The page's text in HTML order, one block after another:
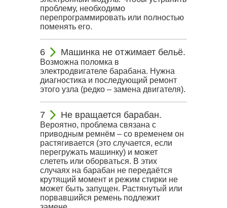
проблему, необходимо
перепрограммировать или полностью
поменять его.
Машинка не отжимает бельё.
Возможна поломка в
электродвигателе барабана. Нужна
диагностика и последующий ремонт
этого узла (редко – замена двигателя).
Не вращается барабан.
Вероятно, проблема связана с
приводным ремнём – со временем он
растягивается (это случается, если
перегружать машинку) и может
слететь или оборваться. В этих
случаях на барабан не передаётся
крутящий момент и режим стирки не
может быть запущен. Растянутый или
порвавшийся ремень подлежит